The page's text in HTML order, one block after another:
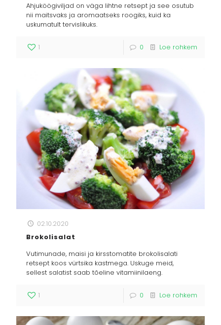
Ahjuköögiviljad on väga lihtne retsept ja see osutub
nii maitsvaks ja aromaatseks roogiks, kuid ka
uskumatult tervislikuks.
1 0 Loe rohkem
02.10.2020
Brokolisalat
Vutimunade, maisi ja kirsstomatite brokolisalati
retsept koos vürtsika kastmega. Uskuge meid,
sellest salatist saab tõeline vitamiinilaeng.
1 0 Loe rohkem